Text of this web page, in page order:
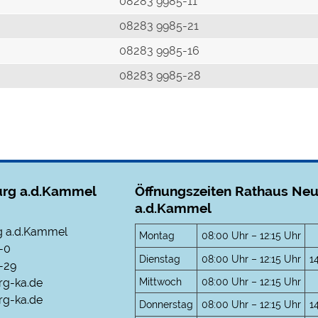
08283 9985-21
08283 9985-16
08283 9985-28
a.d.Kammel
a.d.Kammel
0
29
ka.de
ka.de
Öffnungszeiten Rathaus
a.d.Kammel
Montag
08:00 Uhr – 12:15 Uhr
Dienstag
08:00 Uhr – 12:15 Uhr
Mittwoch
08:00 Uhr – 12:15 Uhr
Donnerstag
08:00 Uhr – 12:15 Uhr